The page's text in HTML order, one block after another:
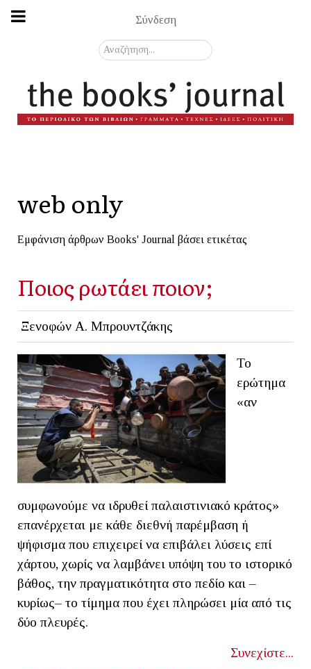
Σύνδεση
Αναζήτηση...
web only
Εμφάνιση άρθρων Books' Journal βάσει ετικέτας
Ποιος ρωτάει ποιον;
Ξενοφών Α. Μπρουντζάκης
Το
ερώτημα
«αν
συμφωνούμε να ιδρυθεί παλαιστινιακό κράτος»
επανέρχεται με κάθε διεθνή παρέμβαση ή
ψήφισμα που επιχειρεί να επιβάλει λύσεις επί
χάρτου, χωρίς να λαμβάνει υπόψη του το ιστορικό
βάθος, την πραγματικότητα στο πεδίο και –
κυρίως– το τίμημα που έχει πληρώσει μία από τις
δύο πλευρές.
Συνεχίστε...